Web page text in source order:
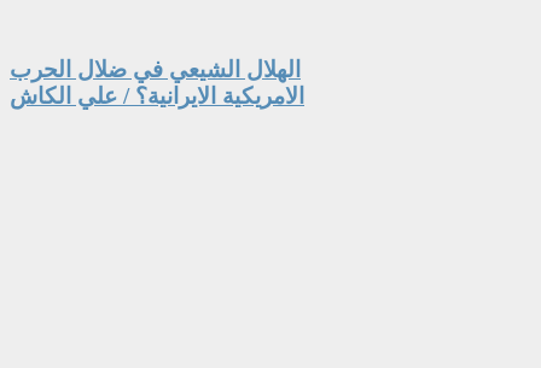
الهلال الشيعي في ضلال الحرب
الامريكية الايرانية؟ / علي الكاش